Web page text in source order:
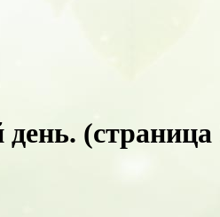
(страница